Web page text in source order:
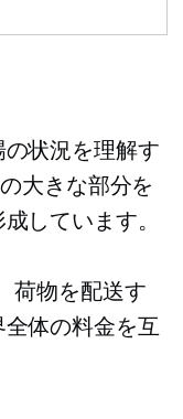
状況を理解す
大きな部分を
しています。
荷物を配送す
体の料金を互